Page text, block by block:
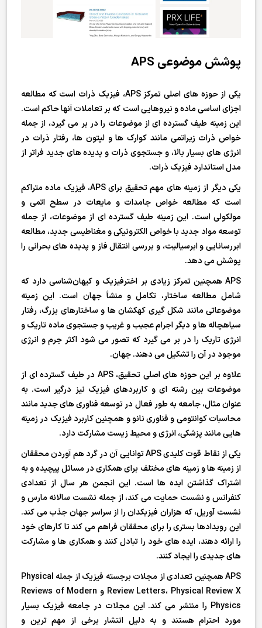
پوشش موضوعی APS
یکی از حوزه های اصلی تمرکز APS، فیزیک ذرات است که مطالعه
اجزای اساسی ماده و نیروهایی است که بر تعاملات آنها حاکم است.
این زمینه طیف گسترده ای از موضوعات را در بر می گیرد، از جمله
خواص ذرات زیراتمی مانند کوارک ها و لپتون ها، رفتار ذرات در
انرژی های بسیار بالا، و جستجوی ذرات و پدیده های جدید فراتر از
مدل استاندارد فیزیک ذرات.
یکی دیگر از زمینه های مهم تحقیق برای APS، فیزیک ماده متراکم
است که مطالعه خواص جامدات و مایعات در سطح اتمی و
مولکولی است. این زمینه طیف گسترده ای از موضوعات، از جمله
توسعه مواد جدید با خواص الکترونیکی و مغناطیسی جدید، مطالعه
ابررسانایی و ابرسیالیت، و بررسی انتقال فاز و پدیده های بحرانی را
پوشش می دهد.
APS همچنین تمرکز زیادی بر اخترفیزیک و کیهان‌شناسی دارد که
شامل مطالعه ساختار، تکامل و منشأ جهان است. این زمینه
موضوعاتی مانند شکل گیری کهکشان ها و ساختارهای بزرگ، رفتار
سیاهچاله ها و دیگر اجرام عجیب و غریب و جستجوی ماده تاریک و
انرژی تاریک را در بر می گیرد که تصور می شود اکثر جرم و انرژی
موجود در آن را تشکیل می دهند. جهان.
علاوه بر این حوزه های اصلی تحقیق، APS در طیف گسترده ای از
موضوعات بین رشته ای و کاربردهای فیزیک نیز درگیر است. به
عنوان مثال، جامعه به طور فعال در توسعه فناوری های جدید مانند
محاسبات کوانتومی و فناوری نانو و همچنین کاربرد فیزیک در زمینه
هایی مانند پزشکی، انرژی و محیط زیست مشارکت دارد.
یکی از نقاط قوت کلیدی APS توانایی آن در گرد هم آوردن محققان
از زمینه ها و زمینه های مختلف برای همکاری در مسائل پیچیده و به
اشتراک گذاشتن ایده ها است. این انجمن هر سال از تعدادی
کنفرانس و نشست حمایت می کند، از جمله نشست سالانه مارس و
نشست آوریل، که هزاران فیزیکدان را از سراسر جهان جذب می کند.
این رویدادها بستری را برای محققان فراهم می کند تا کارهای خود
را ارائه دهند، ایده های خود را تبادل کنند و همکاری ها و مشارکت
های جدیدی را ایجاد کنند.
APS همچنین تعدادی از مجلات برجسته فیزیک از جمله Physical
Review Letters، Physical Review X و Reviews of Modern
Physics را منتشر می کند. این مجلات در جامعه فیزیک بسیار
مورد احترام هستند و به دلیل انتشار برخی از مهم ترین و